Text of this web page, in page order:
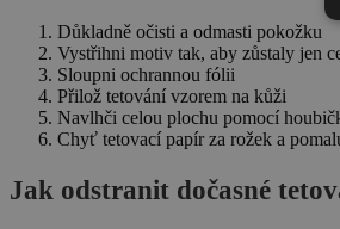
Důkladně očisti a odmasti pokožku
Vystřihni motiv tak, aby zůstaly jen
Sloupni ochrannou fólii
Přilož tetování vzorem na kůži
Navlhči celou plochu pomocí
Chyť tetovací papír za rožek a
Jak odstranit dočasné